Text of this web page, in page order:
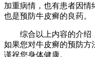
加重病情，也有患者因
也是预防牛皮癣的良药。
综合以上内容的介绍，
如果您对牛皮癣的预防方
谨祝您身体健康。